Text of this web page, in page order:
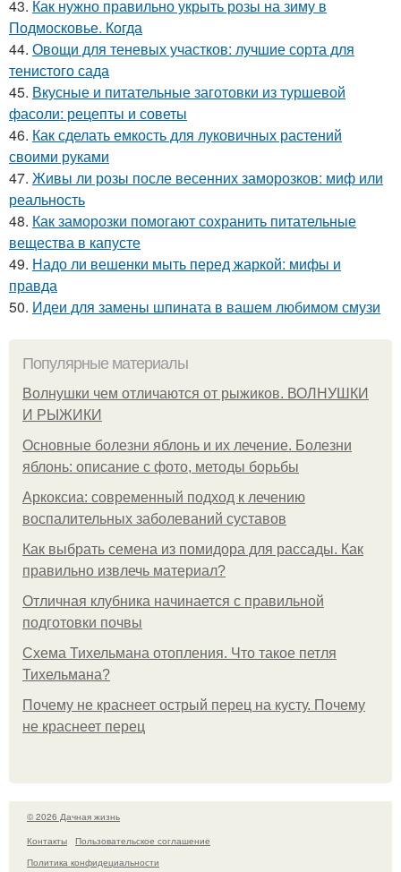
43. Как нужно правильно укрыть розы на зиму в
Подмосковье. Когда
44. Овощи для теневых участков: лучшие сорта для
тенистого сада
45. Вкусные и питательные заготовки из туршевой
фасоли: рецепты и советы
46. Как сделать емкость для луковичных растений
своими руками
47. Живы ли розы после весенних заморозков: миф или
реальность
48. Как заморозки помогают сохранить питательные
вещества в капусте
49. Надо ли вешенки мыть перед жаркой: мифы и
правда
50. Идеи для замены шпината в вашем любимом смузи
Популярные материалы
Волнушки чем отличаются от рыжиков. ВОЛНУШКИ
И РЫЖИКИ
Основные болезни яблонь и их лечение. Болезни
яблонь: описание с фото, методы борьбы
Аркоксиа: современный подход к лечению
воспалительных заболеваний суставов
Как выбрать семена из помидора для рассады. Как
правильно извлечь материал?
Отличная клубника начинается с правильной
подготовки почвы
Схема Тихельмана отопления. Что такое петля
Тихельмана?
Почему не краснеет острый перец на кусту. Почему
не краснеет перец
© 2026 Дачная жизнь
Контакты
Пользовательское соглашение
Политика конфидециальности